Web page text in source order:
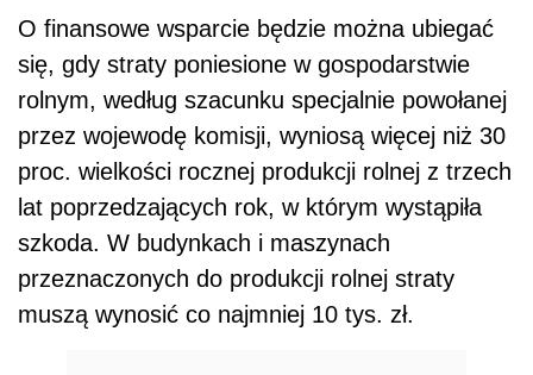
O finansowe wsparcie będzie można ubiegać
się, gdy straty poniesione w gospodarstwie
rolnym, według szacunku specjalnie powołanej
przez wojewodę komisji, wyniosą więcej niż 30
proc. wielkości rocznej produkcji rolnej z trzech
lat poprzedzających rok, w którym wystąpiła
szkoda. W budynkach i maszynach
przeznaczonych do produkcji rolnej straty
muszą wynosić co najmniej 10 tys. zł.